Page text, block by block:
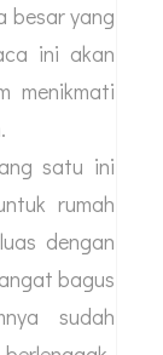
besar yang
ini akan
menikmati
satu ini
rumah
dengan
bagus
sudah